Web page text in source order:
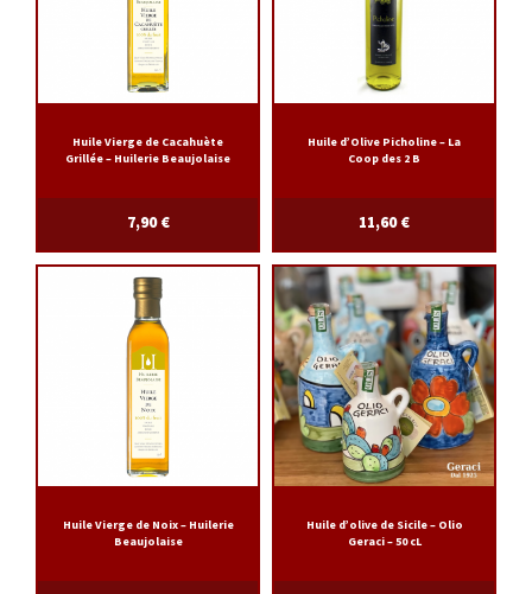
Huile Vierge de Cacahuète
Grillée – Huilerie Beaujolaise
7,90€
Huile d’Olive Picholine – La
Coop des 2 B
11,60€
Huile Vierge de Noix – Huilerie
Beaujolaise
Huile d’olive de Sicile – Olio
Geraci – 50 cL